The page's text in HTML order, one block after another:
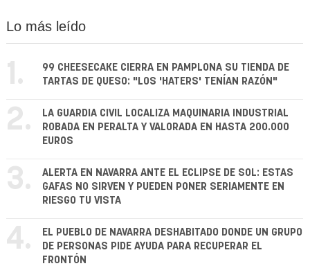
Lo más leído
1.
99 CHEESECAKE CIERRA EN PAMPLONA SU TIENDA DE
TARTAS DE QUESO: "LOS 'HATERS' TENÍAN RAZÓN"
2.
LA GUARDIA CIVIL LOCALIZA MAQUINARIA INDUSTRIAL
ROBADA EN PERALTA Y VALORADA EN HASTA 200.000
EUROS
3.
ALERTA EN NAVARRA ANTE EL ECLIPSE DE SOL: ESTAS
GAFAS NO SIRVEN Y PUEDEN PONER SERIAMENTE EN
RIESGO TU VISTA
4.
EL PUEBLO DE NAVARRA DESHABITADO DONDE UN GRUPO
DE PERSONAS PIDE AYUDA PARA RECUPERAR EL
FRONTÓN